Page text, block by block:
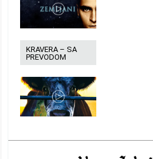
KRAVERA – SA
PREVODOM